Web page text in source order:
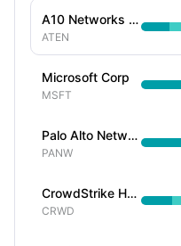
A10 Networks Inc
ATEN
Microsoft Corp
MSFT
Palo Alto Networks Inc
PANW
CrowdStrike Holdings Inc
CRWD